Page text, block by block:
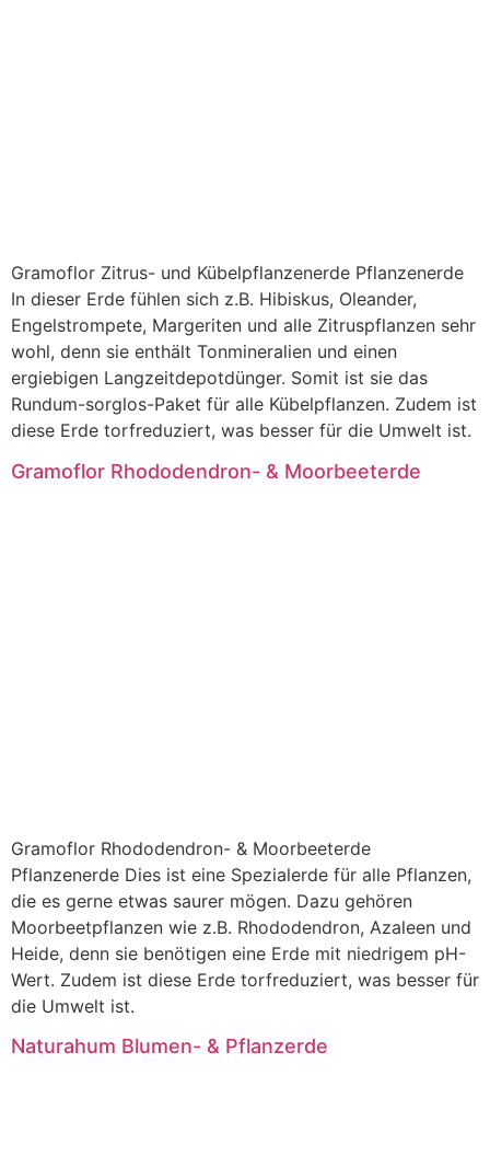
Gramoflor Zitrus- und Kübelpflanzenerde Pflanzenerde
In dieser Erde fühlen sich z.B. Hibiskus, Oleander,
Engelstrompete, Margeriten und alle Zitruspflanzen sehr
wohl, denn sie enthält Tonmineralien und einen
ergiebigen Langzeitdepotdünger. Somit ist sie das
Rundum-sorglos-Paket für alle Kübelpflanzen. Zudem ist
diese Erde torfreduziert, was besser für die Umwelt ist.
Gramoflor Rhododendron- & Moorbeeterde
Gramoflor Rhododendron- & Moorbeeterde
Pflanzenerde Dies ist eine Spezialerde für alle Pflanzen,
die es gerne etwas saurer mögen. Dazu gehören
Moorbeetpflanzen wie z.B. Rhododendron, Azaleen und
Heide, denn sie benötigen eine Erde mit niedrigem pH-
Wert. Zudem ist diese Erde torfreduziert, was besser für
die Umwelt ist.
Naturahum Blumen- & Pflanzerde